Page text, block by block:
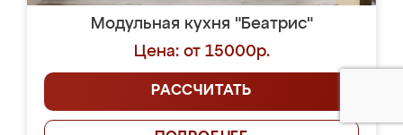
Модульная кухня "Беатрис"
Цена: от 15000р.
РАССЧИТАТЬ